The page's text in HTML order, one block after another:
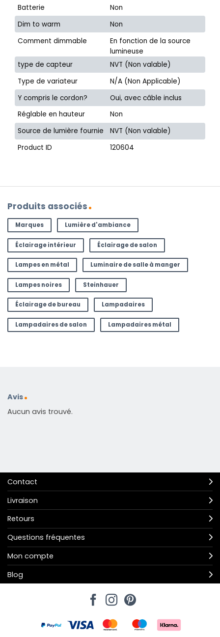
Batterie
Non
Dim to warm
Non
Comment dimmable
En fonction de la source
lumineuse
type de capteur
NVT (Non valable)
Type de variateur
N/A (Non Applicable)
Y compris le cordon?
Oui, avec câble inclus
Réglable en hauteur
Non
Source de lumière fournie
NVT (Non valable)
Product ID
120604
Produits associés
Marques Lumière d'ambiance
Éclairage intérieur Éclairage de salon
Lampes en métal Luminaire de salle à manger
Lampes noires Steinhauer
Éclairage de bureau Lampadaires
Lampadaires de salon Lampadaires métal
Avis
Aucun avis trouvé.
Contact
Livraison
Retours
Questions fréquentes
Mon compte
Blog